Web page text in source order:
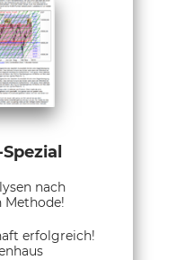
nach
Methode!
erfolgreich!